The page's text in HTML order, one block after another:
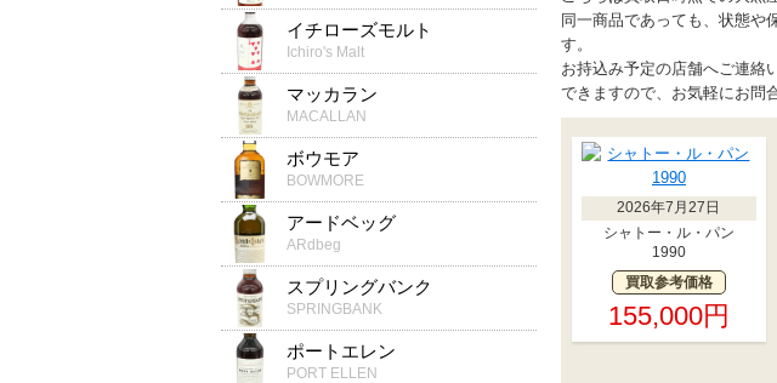
同一商品であっても、状態や
す。
お持込み予定の店舗へご連絡
できますので、お気軽にお問
2026年7月27日
シャトー・ル・パン
1990
買取参考価格
155,000円
イチローズモルト
Ichiro's Malt
マッカラン
MACALLAN
ボウモア
BOWMORE
アードベッグ
ARdbeg
スプリングバンク
SPRINGBANK
ポートエレン
PORT ELLEN